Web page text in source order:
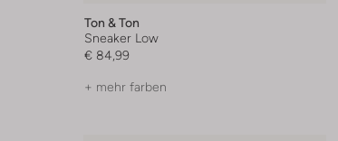
Ton & Ton
Sneaker Low
€ 84,99
+ mehr farben